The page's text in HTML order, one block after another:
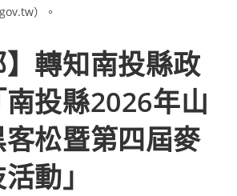
）。
】轉知南投縣政
投縣2026年山
松暨第四屆麥
動」